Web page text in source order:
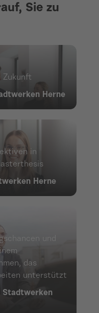
Sie zu
Zukunft
Herne
in
Herne
und
das
unterstützt
Stadtwerken